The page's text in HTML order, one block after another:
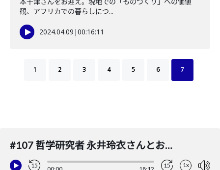
観、アフリカでの暮らしにつ...
2024.04.09 |00:16:11
1 2 3 4 5 6 7
#107 哲学研究者 永井玲衣さんとお送りする哲学対話
15 15 1x